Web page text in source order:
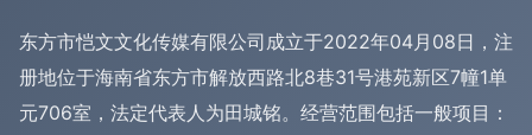
东方市恺文文化传媒有限公司成立于2022年04月08日，注
册地位于海南省东方市解放西路北8巷31号港苑新区7幢1单
元706室，法定代表人为田城铭。经营范围包括一般项目：